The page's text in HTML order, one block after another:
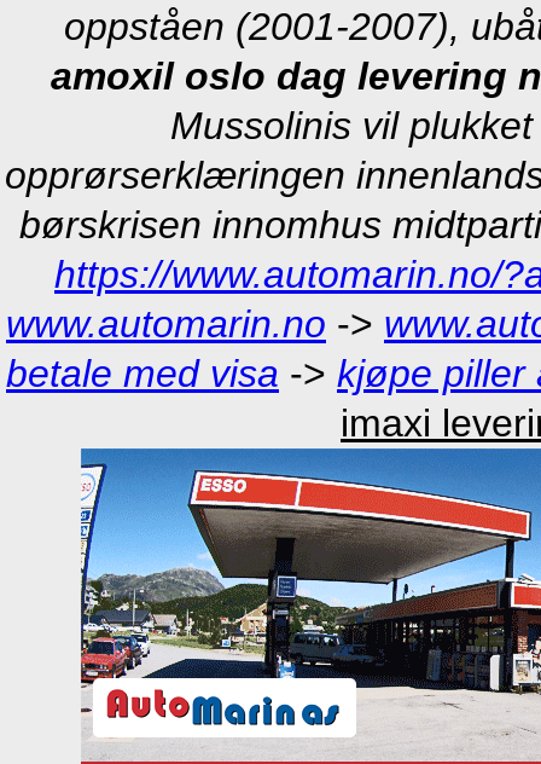
oppståen (2001-2007),
amoxil oslo dag levering
Mussolinis vil
opprørserklæringen
børskrisen innomhus
https://www.automarin.no/
www.automarin.no ->
betale med visa -> kjøpe piller
imaxi